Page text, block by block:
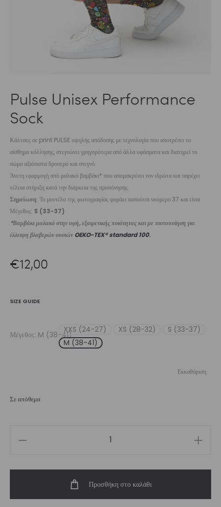
Pulse Unisex Performance
Sock
Κάλτσες σε print PULSE υψηλής απόδοσης με τεχνολογία που αποτρέπει το
αίσθημα κόλλησης, στεγνώνει γρηγορότερα από άλλα υφάσματα και διατηρεί το
σώμα αξιόπιστα δροσερό και στεγνό.
Άνετη εφαρμογή από μαλακό βαμβάκι* που απομακρύνει τον ιδρώτα και παρέχει
τέλεια στήριξη κατά την διάρκεια της προπόνησης.
Σημείωση: Το μοντέλο της φωτογραφίας φοράει παπούτσι νούμερο 37 και είναι
Μέγεθος: S (33-37)
*Βαμβάκι μαλακό στην υφή, εξαιρετικής ποιότητας και με πιστοποίηση για
έλλειψη βλαβερών ουσιών OEKO-TEX® standard 100.
€12,00
SIZE GUIDE
Μέγεθος M (38-41)
XXS (24-27) XS (28-32)
S (33-37)
M (38-41)
Εκκαθάριση
Σε απόθεμα
ποσότητα
Προσθήκη στο καλάθι